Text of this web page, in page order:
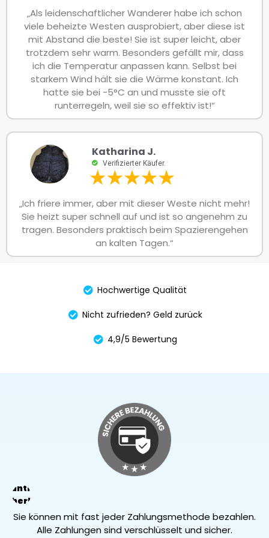
„Als leidenschaftlicher Wanderer habe ich schon
viele beheizte Westen ausprobiert, aber diese ist
mit Abstand die beste! Sie ist super leicht, aber
trotzdem sehr warm. Besonders gefällt mir, dass
ich die Temperatur anpassen kann. Selbst bei
starkem Wind hält sie die Wärme konstant. Ich
hatte sie bei -5°C an und musste sie oft
runterregeln, weil sie so effektiv ist!“
Katharina J.
Verifizierter Käufer.
„Ich friere immer, aber mit dieser Weste nicht mehr!
Sie heizt super schnell auf und ist so angenehm zu
tragen. Besonders praktisch beim Spazierengehen
an kalten Tagen.“
Hochwertige Qualität
Nicht zufrieden? Geld zurück
4,9/5 Bewertung
Sie können mit fast jeder Zahlungsmethode bezahlen.
Alle Zahlungen sind verschlüsselt und sicher.